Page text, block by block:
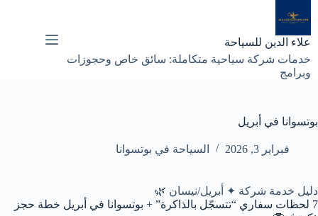
إلى
المحتوى
علاء الدين للسياحة
خدمات شركة سياحية متكاملة: سائق خاص وحجوزات
وبرامج
بوتسوانا في أبريل
فبراير 3, 2026 السياحة في بوتسوانا
دليل خدمة شركة ✦ أبريل/نيسان 🌿
7 لحظات سفاري “تتسجّل بالذاكرة” + بوتسوانا في أبريل خطة حجز